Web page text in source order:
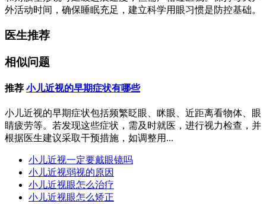
外活动时间，确保睡眠充足，建立科学用眼习惯是防控基础。
医生推荐
相似问题
推荐 小儿近视的早期症状有哪些
小儿近视的早期症状包括频繁眨眼、眯眼、近距离看物体、眼
睛疲劳等。若发现这些症状，需及时就医，进行视力检查，并
根据医生建议采取干预措施，如调整用...
小儿近视一定要戴眼镜吗
小儿近视弱视的原因
小儿近视眼怎么治疗
小儿近视眼怎么矫正